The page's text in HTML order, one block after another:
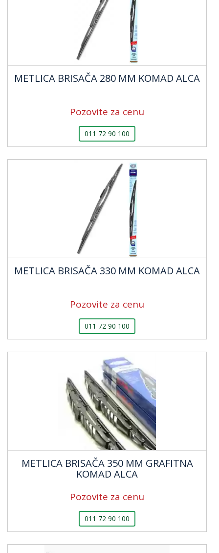
METLICA BRISAČA 280 MM KOMAD ALCA
Pozovite za cenu
011 72 90 100
METLICA BRISAČA 330 MM KOMAD ALCA
Pozovite za cenu
011 72 90 100
METLICA BRISAČA 350 MM GRAFITNA
KOMAD ALCA
Pozovite za cenu
011 72 90 100